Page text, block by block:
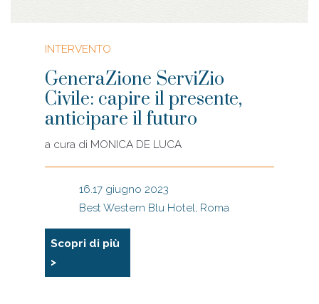
INTERVENTO
GeneraZione ServiZio
Civile: capire il presente,
anticipare il futuro
a cura di MONICA DE LUCA
16.17 giugno 2023
Best Western Blu Hotel, Roma
Scopri di più
>